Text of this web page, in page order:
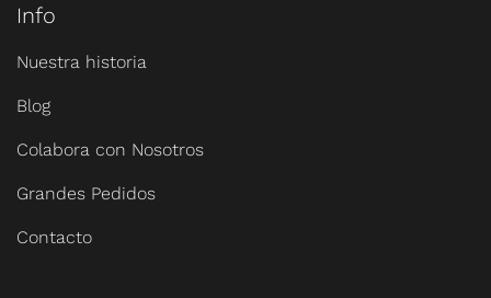
Info
Nuestra historia
Blog
Colabora con Nosotros
Grandes Pedidos
Contacto